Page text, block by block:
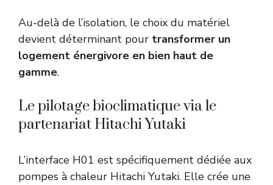
Au-delà de l’isolation, le choix du matériel
devient déterminant pour transformer un
logement énergivore en bien haut de
gamme.
Le pilotage bioclimatique via le
partenariat Hitachi Yutaki
L’interface H01 est spécifiquement dédiée aux
pompes à chaleur Hitachi Yutaki. Elle crée une